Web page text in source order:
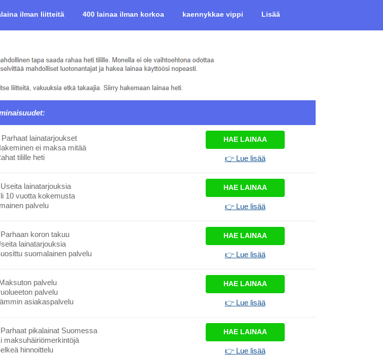
ilman liitteitä 400 lainaa ilman korkoa kaennykkae vippi Lisää
lainatarjoukset
ei maksa mitää
tilille heti
HAE LAINAA
👉 Lue lisää
lainatarjouksia
10 vuotta kokemusta
palvelu
HAE LAINAA
👉 Lue lisää
koron takuu
lainatarjouksia
suomalainen palvelu
HAE LAINAA
👉 Lue lisää
palvelu
palvelu
asiakaspalvelu
HAE LAINAA
👉 Lue lisää
pikalainat Suomessa
maksuhäiriömerkintöjä
hinnoittelu
HAE LAINAA
👉 Lue lisää